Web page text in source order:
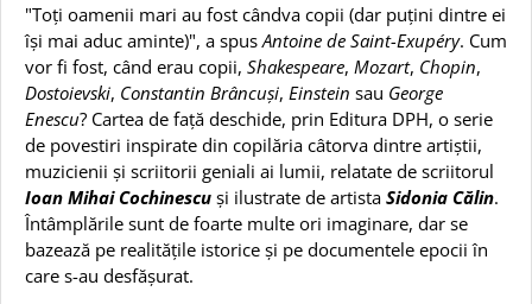
"Toți oamenii mari au fost cândva copii (dar puțini dintre ei
își mai aduc aminte)", a spus Antoine de Saint-Exupéry. Cum
vor fi fost, când erau copii, Shakespeare, Mozart, Chopin,
Dostoievski, Constantin Brâncuși, Einstein sau George
Enescu? Cartea de față deschide, prin Editura DPH, o serie
de povestiri inspirate din copilăria câtorva dintre artiștii,
muzicienii și scriitorii geniali ai lumii, relatate de scriitorul
Ioan Mihai Cochinescu și ilustrate de artista Sidonia Călin.
Întâmplările sunt de foarte multe ori imaginare, dar se
bazează pe realitățile istorice și pe documentele epocii în
care s-au desfășurat.